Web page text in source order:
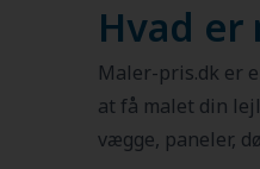
Hvad er
Maler-pris.dk er
at få malet din
vægge, paneler,